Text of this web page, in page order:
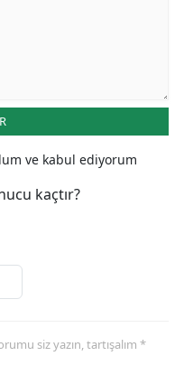
ve kabul ediyorum
kaçtır?
siz yazın, tartışalım *